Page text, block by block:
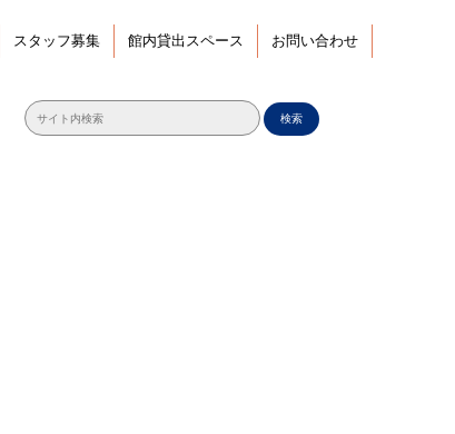
スタッフ募集 館内貸出スペース お問い合わせ
検索